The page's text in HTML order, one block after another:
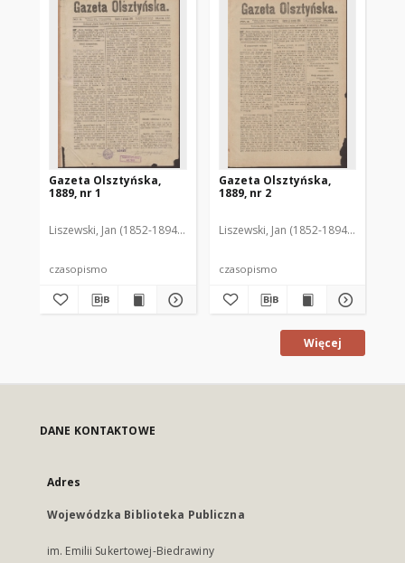
Gazeta Olsztyńska,
1889, nr 1
Liszewski, Jan (1852-1894). Red.
czasopismo
Gazeta Olsztyńska,
1889, nr 2
Liszewski, Jan (1852-1894). Red.
czasopismo
Więcej
DANE KONTAKTOWE
Adres
Wojewódzka Biblioteka Publiczna
im. Emilii Sukertowej-Biedrawiny